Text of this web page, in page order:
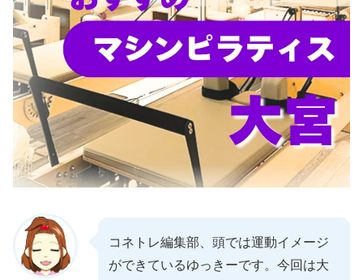
コネトレ編集部、頭では運動イメージ
ができているゆっきーです。今回は大